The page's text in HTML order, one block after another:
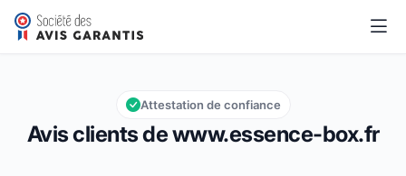
www.essence-box.fr
Note globale : 9,8 sur 10
9,8/10
Avis clients de www.essence-box.fr
Attestation de confiance